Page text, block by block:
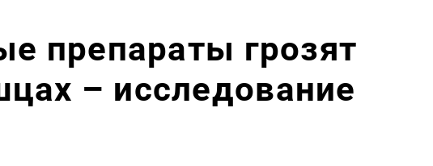
препараты грозят
– исследование